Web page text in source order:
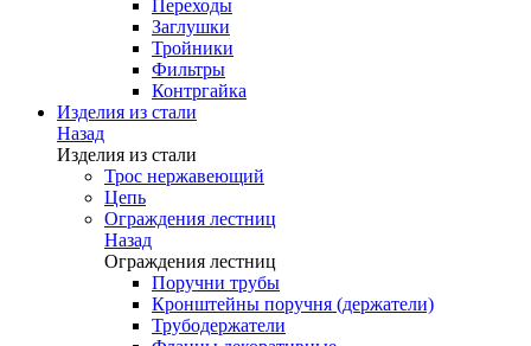
Переходы
Заглушки
Тройники
Фильтры
Контргайка
Изделия из стали
Назад
Изделия из стали
Трос нержавеющий
Цепь
Ограждения лестниц
Назад
Ограждения лестниц
Поручни трубы
Кронштейны поручня (держатели)
Трубодержатели